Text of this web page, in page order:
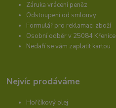
Záruka vrácení peněz
Odstoupení od smlouvy
Formulář pro reklamaci zboží
Osobní odběr v 25084 Křenice
Nedaří se vám zaplatit kartou
Nejvíc prodáváme
Hořčíkový olej